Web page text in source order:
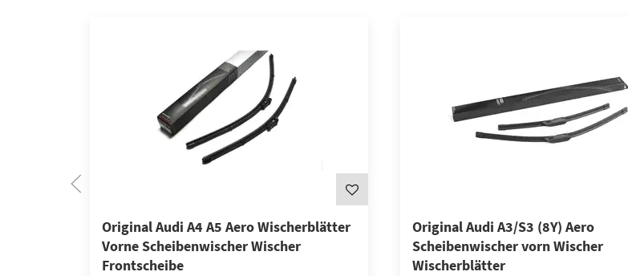
Original Audi A4 A5 Aero Wischerblätter
Vorne Scheibenwischer Wischer
Frontscheibe
Original Audi A3/S3 (8Y) Aero
Scheibenwischer vorn Wischer
Wischerblätter